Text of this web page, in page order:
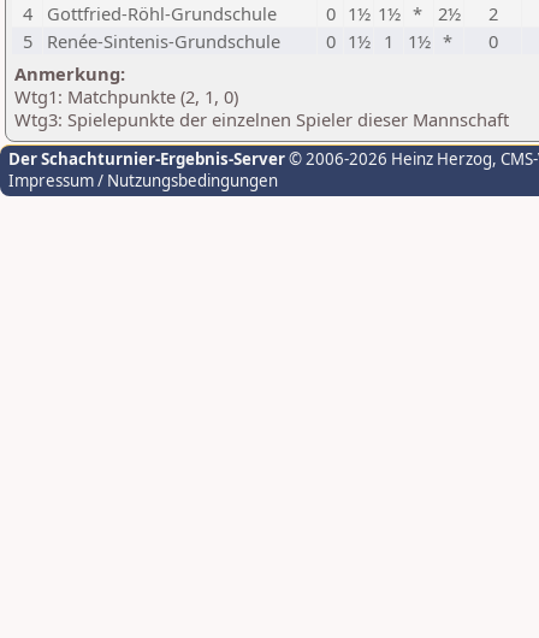
4
Gottfried-Röhl-Grundschule 0 1½ 1½ * 2½
2
5
Renée-Sintenis-Grundschule 0 1½ 1 1½ *
0
Anmerkung:
Wtg1: Matchpunkte (2, 1, 0)
Wtg3: Spielepunkte der einzelnen Spieler dieser Mannschaft
Der Schachturnier-Ergebnis-Server© 2006-2026 Heinz Herzog,
Impressum / Nutzungsbedingungen